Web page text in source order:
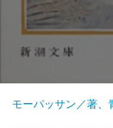
モーパッサン／著、